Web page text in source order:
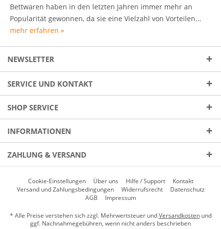
Bettwaren haben in den letzten Jahren immer mehr an
Popularität gewonnen, da sie eine Vielzahl von Vorteilen...
mehr erfahren »
NEWSLETTER
SERVICE UND KONTAKT
SHOP SERVICE
INFORMATIONEN
ZAHLUNG & VERSAND
Cookie-Einstellungen Über uns Hilfe / Support
Kontakt
Versand und Zahlungsbedingungen
Widerrufsrecht
Datenschutz
AGB
Impressum
* Alle Preise verstehen sich zzgl. Mehrwertsteuer undVersandkostenund
ggf. Nachnahmegebühren, wenn nicht anders beschrieben